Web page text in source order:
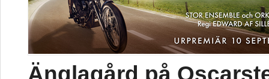
Änglagård på